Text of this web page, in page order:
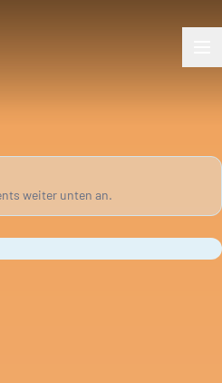
weiter unten an.